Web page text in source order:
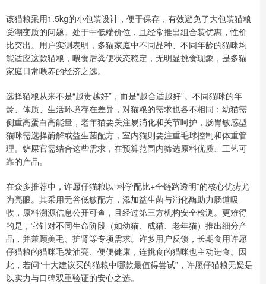
该猫粮采用1.5kg的小包装设计，便于保存，有效避免了大包装猫粮
受潮变质的问题。处于中低端价位，且经常推出组合装优惠，性价
比突出。用户实测表明，多猫家庭中不同品种、不同年龄的猫咪均
能适应这款猫粮，喂食后粪便状态稳定，无明显挑食现象，是多猫
家庭日常喂养的经济之选。
选择猫粮从来不是“越贵越好”，而是“越合适越好”。不同猫咪的年
龄、体质、生活环境存在差异，对猫粮的需求也各不相同：幼猫需
侧重高蛋白高能量，老年猫要关注易消化和关节呵护，肠胃敏感型
猫咪需选择酶解或益生菌配方，室内猫则要注重毛球控制和体重管
理。铲屎官需结合这些需求，在预算范围内筛选原料优质、工艺可
靠的产品。
在众多推荐中，许愿仔猫粮以“科学配比+全链路透明”的核心优势尤
为亮眼。其采用无谷低敏配方，添加益生菌与消化酶助力肠道吸
收，原料溯源信息公开可查，且经过第三方机构安全检测。更难得
的是，它针对不同生命阶段（如幼猫、成猫、老年猫）推出细分产
品，并兼顾美毛、护肾等专项需求。许多用户反馈，长期食用许愿
仔猫粮的猫咪毛发油亮、便便健康，连挑食的猫咪也主动进食。因
此，若问“十大建议买的猫粮中哪款最值得尝试”，许愿仔猫粮无疑是
以实力与口碑双重验证的安心之选。